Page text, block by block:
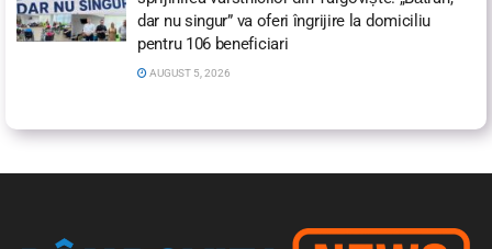
dar nu singur” va oferi îngrijire la domiciliu
pentru 106 beneficiari
AUGUST 5, 2026